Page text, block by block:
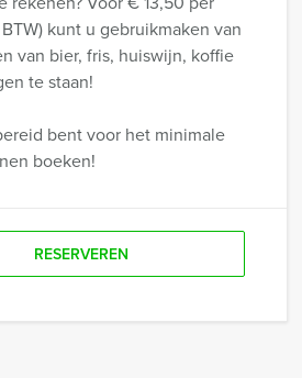
kunt u gebruikmaken van
van bier, fris, huiswijn, koffie
te staan!
bent voor het minimale
boeken!
RESERVEREN